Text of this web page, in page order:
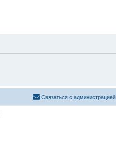
Связаться с администрацией